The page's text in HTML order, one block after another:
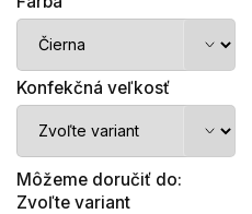
Konfekčná veľkosť
Môžeme doručiť do:
Zvoľte variant